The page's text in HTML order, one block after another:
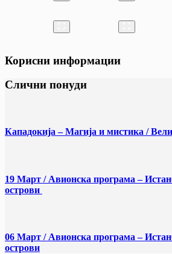
Корисни информации
Слични понуди
Кападокија – Магија и мистика /
19 Март / Aвионска програма –
острови
06 Март / Aвионска програма –
острови